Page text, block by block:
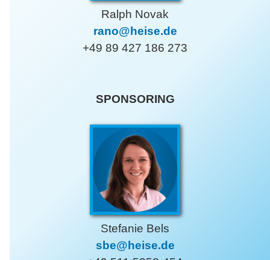
Ralph Novak
rano@heise.de
+49 89 427 186 273
SPONSORING
Stefanie Bels
sbe@heise.de